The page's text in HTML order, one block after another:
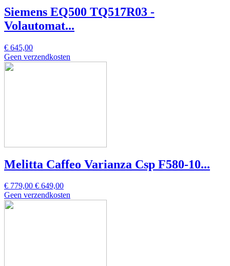
Siemens EQ500 TQ517R03 -
Volautomat...
€ 645,00
Geen verzendkosten
Melitta Caffeo Varianza Csp F580-10...
€ 779,00 € 649,00
Geen verzendkosten